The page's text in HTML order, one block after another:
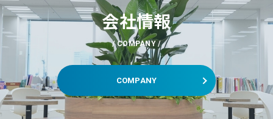
会社情報
COMPANY
COMPANY